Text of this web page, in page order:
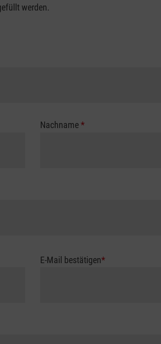
als Selbstzahler.
werden.
Nachname*
E-Mail bestätigen*